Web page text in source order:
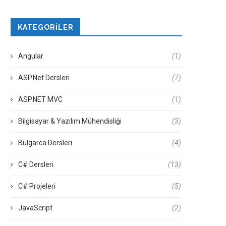
KATEGORILER
Angular (1)
ASP.Net Dersleri (7)
ASP.NET MVC (1)
Bilgisayar & Yazılım Mühendisliği (3)
Bulgarca Dersleri (4)
C# Dersleri (13)
C# Projeleri (5)
JavaScript (2)